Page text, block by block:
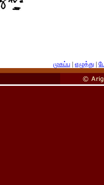
முகப்பு | எழுத்து |